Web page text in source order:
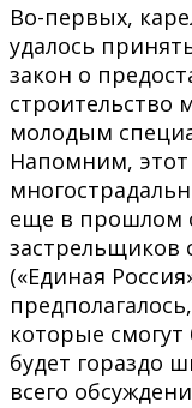
Во-первых,
удалось
закон о
строительство
молодым
Напомним,
еще в прошлом
застрельщиков
(«Единая
которые смогут
будет гораздо
всего